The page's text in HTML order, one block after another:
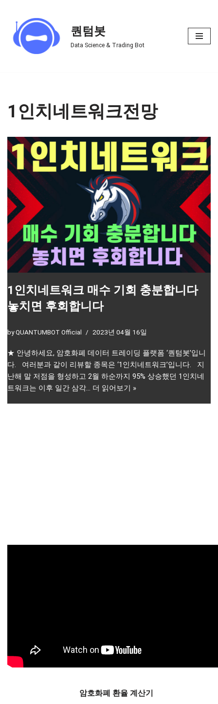
Skip
to
content
퀀텀봇
Data Science & Trading Bot
1인치네트워크전망
1인치네트워크 매수 기회 충분합니다
놓치면 후회합니다
byQUANTUMBOT Official 2023년 04월 16일
★ 안녕하세요, 암호화폐 데이터 트레이딩 플랫폼 ‘퀀텀봇’입니
다. 여러분과 같이 리뷰할 종목은 ‘1인치네트워크’입니다. 지
난해 말 저점을 형성하고 2월 하순까지 95% 상승했던 1인치네
트워크는 이후 일간 삼각… 더 읽어보기 »
암호화폐 환율 계산기